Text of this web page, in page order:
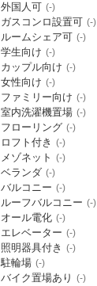
外国人可 (-)
ガスコンロ設置可 (-)
ルームシェア可 (-)
学生向け (-)
カップル向け (-)
女性向け (-)
ファミリー向け (-)
室内洗濯機置場 (-)
フローリング (-)
ロフト付き (-)
メゾネット (-)
ベランダ (-)
バルコニー (-)
ルーフバルコニー (-)
オール電化 (-)
エレベーター (-)
照明器具付き (-)
駐輪場 (-)
バイク置場あり (-)